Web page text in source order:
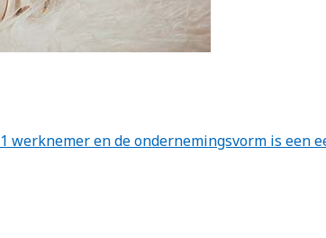
en de ondernemingsvorm is een